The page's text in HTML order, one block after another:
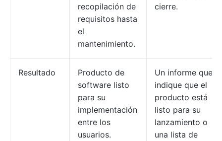
recopilación de
requisitos hasta
el
mantenimiento.
cierre.
Resultado
Producto de
software listo
para su
implementación
entre los
usuarios.
Un informe que
indique que el
producto está
listo para su
lanzamiento o
una lista de